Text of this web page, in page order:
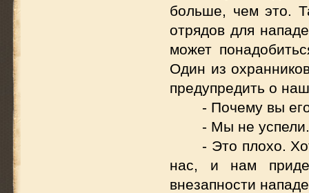
больше, чем это.
отрядов для
может
Один из
предупредить о
- Почему вы
- Мы не
- Это плохо.
нас, и нам
внезапности